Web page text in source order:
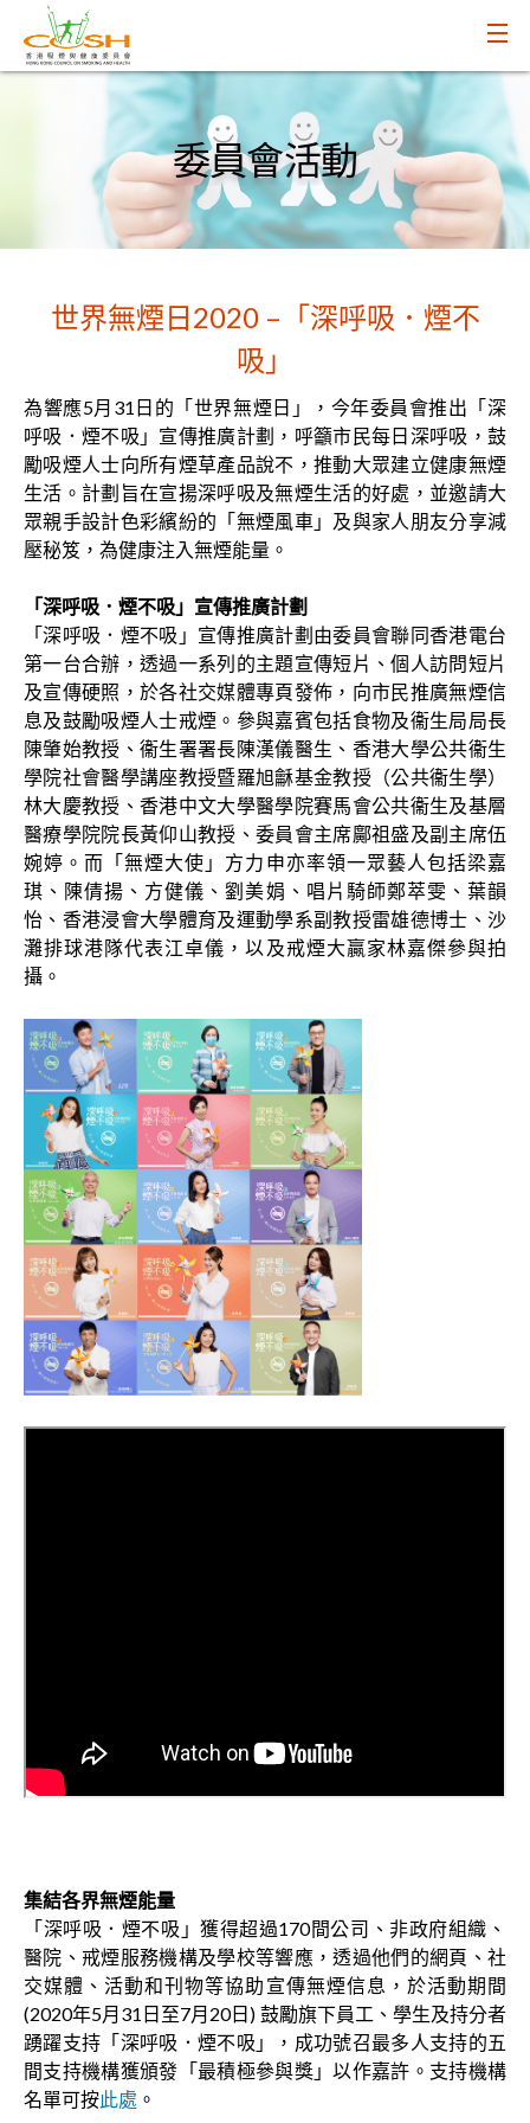
委員會活動
世界無煙日2020 –「深呼吸．煙不
吸」
為響應5月31日的「世界無煙日」，今年委員會推出「深
呼吸．煙不吸」宣傳推廣計劃，呼籲市民每日深呼吸，鼓
勵吸煙人士向所有煙草產品說不，推動大眾建立健康無煙
生活。計劃旨在宣揚深呼吸及無煙生活的好處，並邀請大
眾親手設計色彩繽紛的「無煙風車」及與家人朋友分享減
壓秘笈，為健康注入無煙能量。
「深呼吸．煙不吸」宣傳推廣計劃
「深呼吸．煙不吸」宣傳推廣計劃由委員會聯同香港電台
第一台合辦，透過一系列的主題宣傳短片、個人訪問短片
及宣傳硬照，於各社交媒體專頁發佈，向市民推廣無煙信
息及鼓勵吸煙人士戒煙。參與嘉賓包括食物及衞生局局長
陳肇始教授、衞生署署長陳漢儀醫生、香港大學公共衞生
學院社會醫學講座教授暨羅旭龢基金教授（公共衞生學）
林大慶教授、香港中文大學醫學院賽馬會公共衞生及基層
醫療學院院長黃仰山教授、委員會主席鄺祖盛及副主席伍
婉婷。而「無煙大使」方力申亦率領一眾藝人包括梁嘉
琪、陳倩揚、方健儀、劉美娟、唱片騎師鄭萃雯、葉韻
怡、香港浸會大學體育及運動學系副教授雷雄德博士、沙
灘排球港隊代表江卓儀，以及戒煙大贏家林嘉傑參與拍
攝。
集結各界無煙能量
「深呼吸．煙不吸」獲得超過170間公司、非政府組織、
醫院、戒煙服務機構及學校等響應，透過他們的網頁、社
交媒體、活動和刊物等協助宣傳無煙信息，於活動期間
(2020年5月31日至7月20日) 鼓勵旗下員工、學生及持分者
踴躍支持「深呼吸．煙不吸」，成功號召最多人支持的五
間支持機構獲頒發「最積極參與獎」以作嘉許。支持機構
名單可按此處 。